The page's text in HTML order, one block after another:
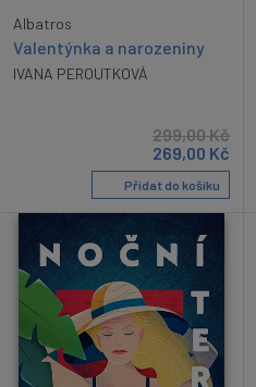
Albatros
Valentýnka a narozeniny
IVANA PEROUTKOVÁ
299,00Kč
269,00 Kč
Přidat do košíku